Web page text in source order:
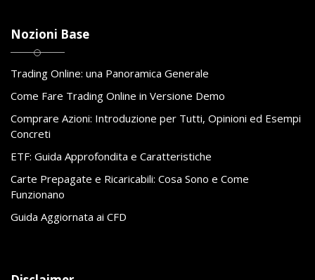
Nozioni Base
Trading Online: una Panoramica Generale
Come Fare Trading Online in Versione Demo
Comprare Azioni: Introduzione per Tutti, Opinioni ed Esempi
Concreti
ETF: Guida Approfondita e Caratteristiche
Carte Prepagate e Ricaricabili: Cosa Sono e Come
Funzionano
Guida Aggiornata ai CFD